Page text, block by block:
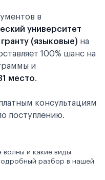
в
университет
(языковые) на
100% шанс на
и
место.
консультациям
поступлению.
волны и какие виды
разбор в нашей